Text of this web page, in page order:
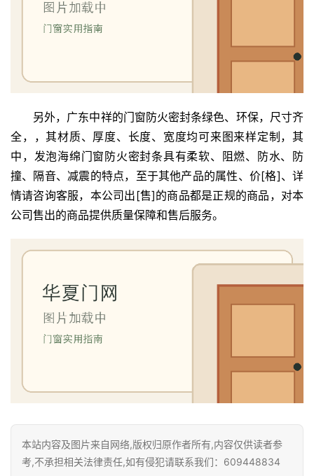
大
门
铸
铝
维
门
业
登录 注册
另外，广东中祥的门窗防火密封条绿色、环保，尺寸齐
全，，其材质、厚度、长度、宽度均可来图来样定制，其
中，发泡海绵门窗防火密封条具有柔软、阻燃、防水、防
撞、隔音、减震的特点，至于其他产品的属性、价[格]、详
情请咨询客服，本公司出[售]的商品都是正规的商品，对本
公司售出的商品提供质量保障和售后服务。
本站内容及图片来自网络,版权归原作者所有,内容仅供读者参
考,不承担相关法律责任,如有侵犯请联系我们：609448834